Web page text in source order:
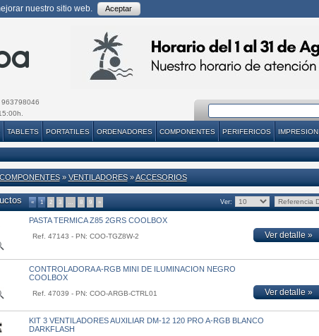
nuestro sitio web. Aceptar
963798046
TABLETS PORTATILES ORDENADORES COMPONENTES PERIFERICOS IMPRESION
COMPONENTES» VENTILADORES»ACCESORIOS
« 1 2 3 … 8 9 » Ver:
PASTA TERMICA Z85 2GRS COOLBOX
Ref. 47143 - PN: COO-TGZ8W-2 Ver detalle »
CONTROLADORA A-RGB MINI DE ILUMINACION NEGRO
COOLBOX
Ref. 47039 - PN: COO-ARGB-CTRL01 Ver detalle »
KIT 3 VENTILADORES AUXILIAR DM-12 120 PRO A-RGB BLANCO
DARKFLASH